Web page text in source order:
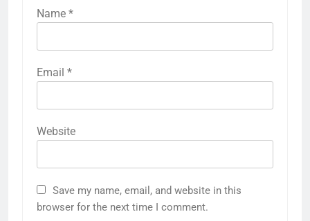
Name *
Email *
Website
Save my name, email, and website in this
browser for the next time I comment.
राम की नगरी अयोध्या में आने वाले भक्तों
का स्वागत करेगा लक्ष्मण द्वार